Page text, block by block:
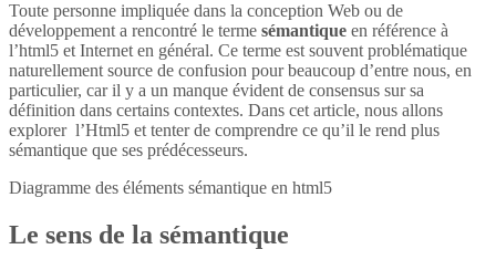
Toute personne impliquée dans la conception Web ou de
développement a rencontré le terme sémantique en référence à
l’html5 et Internet en général. Ce terme est souvent problématique
naturellement source de confusion pour beaucoup d’entre nous, en
particulier, car il y a un manque évident de consensus sur sa
définition dans certains contextes. Dans cet article, nous allons
explorer l’Html5 et tenter de comprendre ce qu’il le rend plus
sémantique que ses prédécesseurs.
Diagramme des éléments sémantique en html5
Le sens de la sémantique